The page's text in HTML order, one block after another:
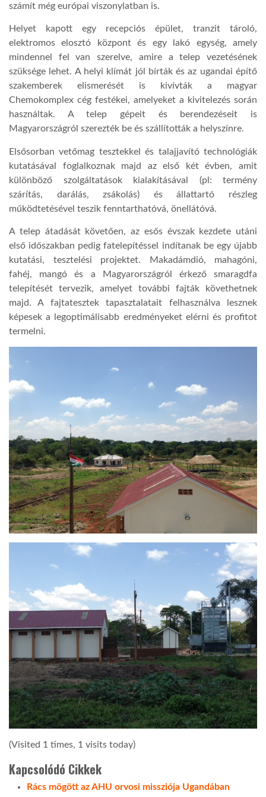
számít még európai viszonylatban is.
Helyet kapott egy recepciós épület, tranzit tároló,
elektromos elosztó központ és egy lakó egység, amely
mindennel fel van szerelve, amire a telep vezetésének
szüksége lehet. A helyi klímát jól bírták és az ugandai építő
szakemberek elismerését is kivívták a magyar
Chemokomplex cég festékei, amelyeket a kivitelezés során
használtak. A telep gépeit és berendezéseit is
Magyarországról szerezték be és szállították a helyszínre.
Elsősorban vetőmag tesztekkel és talajjavító technológiák
kutatásával foglalkoznak majd az első két évben, amit
különböző szolgáltatások kialakításával (pl: termény
szárítás, darálás, zsákolás) és állattartó részleg
működtetésével teszik fenntarthatóvá, önellátóvá.
A telep átadását követően, az esős évszak kezdete utáni
első időszakban pedig fatelepítéssel indítanak be egy újabb
kutatási, tesztelési projektet. Makadámdió, mahagóni,
fahéj, mangó és a Magyarországról érkező smaragdfa
telepítését tervezik, amelyet további fajták követhetnek
majd. A fajtatesztek tapasztalatait felhasználva lesznek
képesek a legoptimálisabb eredményeket elérni és profitot
termelni.
(Visited 1 times, 1 visits today)
Kapcsolódó Cikkek
Rács mögött az AHU orvosi missziója Ugandában